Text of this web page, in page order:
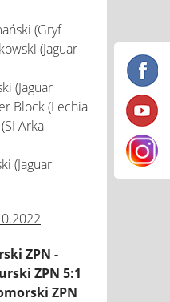
(Gryf
(Jaguar
(Jaguar
Block (Lechia
Arka
(Jaguar
ZPN -
ZPN 5:1
ZPN